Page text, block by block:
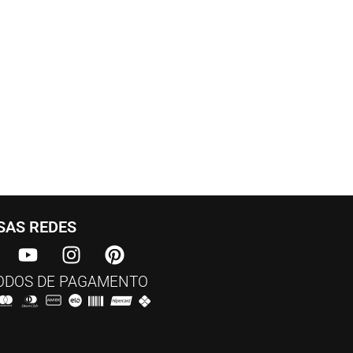
REDES​
DE PAGAMENTO​